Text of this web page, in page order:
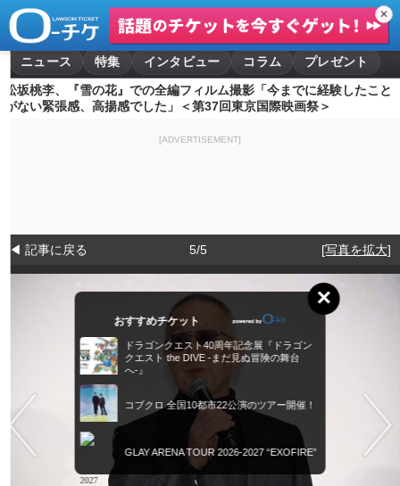
✕
ニュース 特集 インタビュー コラム
プレゼント
松坂桃李、『雪の花』での全編フィルム撮影「今までに経験したこと
がない緊張感、高揚感でした」＜第37回東京国際映画祭＞
[ADVERTISEMENT]
◀ 記事に戻る 5/5 [写真を拡大]
×
おすすめチケット
ドラゴンクエスト40周年記念展『ドラゴン
クエスト the DIVE -まだ見ぬ冒険の舞台
へ-』
コブクロ 全国10都市22公演のツアー開催！
GLAY ARENA TOUR 2026-2027 “EXOFIRE”